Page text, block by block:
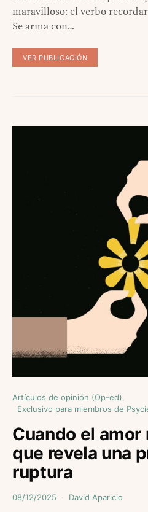
maravilloso: el verbo
Se arma con…
VER PUBLICACIÓN
Artículos de opinión (Op-ed)
Exclusivo para miembros de
Cuando el amor
que revela una
ruptura
08/12/2025 David Aparicio